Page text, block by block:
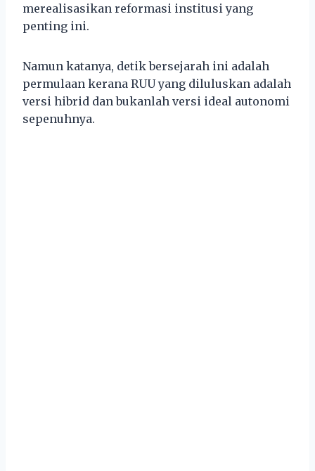
merealisasikan reformasi institusi yang
penting ini.
Namun katanya, detik bersejarah ini adalah
permulaan kerana RUU yang diluluskan adalah
versi hibrid dan bukanlah versi ideal autonomi
sepenuhnya.